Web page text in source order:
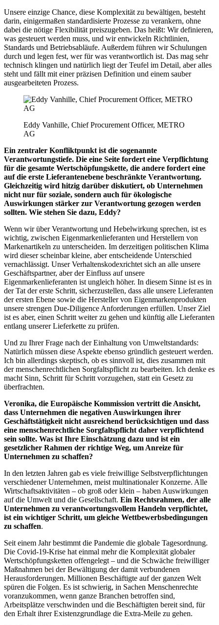
Unsere einzige Chance, diese Komplexität zu bewältigen, besteht
darin, einigermaßen standardisierte Prozesse zu verankern, ohne
dabei die nötige Flexibilität preiszugeben. Das heißt: Wir definieren,
was gesteuert werden muss, und wir entwickeln Richtlinien,
Standards und Betriebsabläufe. Außerdem führen wir Schulungen
durch und legen fest, wer für was verantwortlich ist. Das mag sehr
technisch klingen und natürlich liegt der Teufel im Detail, aber alles
steht und fällt mit einer präzisen Definition und einem sauber
ausgearbeiteten Prozess.
Eddy Vanhille, Chief Procurement Officer, METRO
AG
Ein zentraler Konfliktpunkt ist die sogenannte
Verantwortungstiefe. Die eine Seite fordert eine Verpflichtung
für die gesamte Wertschöpfungskette, die andere fordert eine
auf die erste Lieferantenebene beschränkte Verantwortung.
Gleichzeitig wird hitzig darüber diskutiert, ob Unternehmen
nicht nur für soziale, sondern auch für ökologische
Auswirkungen stärker zur Verantwortung gezogen werden
sollten. Wie stehen Sie dazu, Eddy?
Wenn wir über Verantwortung und Hebelwirkung sprechen, ist es
wichtig, zwischen Eigenmarkenlieferanten und Herstellern von
Markenartikeln zu unterscheiden. Im derzeitigen politischen Klima
wird dieser scheinbar kleine, aber entscheidende Unterschied
vernachlässigt. Unser Verhaltenskodexrichtet sich an alle unsere
Geschäftspartner, aber der Einfluss auf unsere
Eigenmarkenlieferanten ist ungleich höher. In diesem Sinne ist es in
der Tat der erste Schritt, sicherzustellen, dass alle unsere Lieferanten
der ersten Ebene sowie die Hersteller von Eigenmarkenprodukten
unsere strengen Due-Diligence Anforderungen erfüllen. Unser Ziel
ist es aber, einen Schritt weiter zu gehen und künftig alle Lieferanten
entlang unserer Lieferkette zu prüfen.
Und zu Ihrer Frage nach der Einhaltung von Umweltstandards:
Natürlich müssen diese Aspekte ebenso gründlich gesteuert werden.
Ich bin allerdings skeptisch, ob es sinnvoll ist, dies zusammen mit
der menschenrechtlichen Sorgfaltspflicht zu bearbeiten. Ich denke es
macht Sinn, Schritt für Schritt vorzugehen, statt ein Gesetz zu
überfrachten.
Veronika, die Europäische Kommission vertritt die Ansicht,
dass Unternehmen die negativen Auswirkungen ihrer
Geschäftstätigkeit nicht ausreichend berücksichtigen und dass
eine menschenrechtliche Sorgfaltspflicht daher verpflichtend
sein sollte. Was ist Ihre Einschätzung dazu und ist ein
gesetzlicher Rahmen der richtige Weg, um Anreize für
Unternehmen zu schaffen?
In den letzten Jahren gab es viele freiwillige Selbstverpflichtungen
verschiedener Unternehmen, meist multinationaler Konzerne. Alle
Wirtschaftsaktivitäten – ob groß oder klein – haben Auswirkungen
auf die Umwelt und die Gesellschaft. Ein Rechtsrahmen, der alle
Unternehmen zu verantwortungsvollem Handeln verpflichtet,
ist ein wichtiger Schritt, um gleiche Wettbewerbsbedingungen
zu schaffen.
Seit einem Jahr bestimmt die Pandemie die globale Tagesordnung.
Die Covid-19-Krise hat einmal mehr die Komplexität globaler
Wertschöpfungsketten offengelegt – und die Schwäche freiwilliger
Maßnahmen bei der Bewältigung der damit verbundenen
Herausforderungen. Millionen Beschäftigte auf der ganzen Welt
spüren die Folgen. Es ist schwierig, in Sachen Menschenrechte
voranzukommen, wenn ganze Branchen betroffen sind,
Arbeitsplätze verschwinden und die Beschäftigten bereit sind, für
den Erhalt ihrer Existenzgrundlage die Extra-Meile zu gehen.